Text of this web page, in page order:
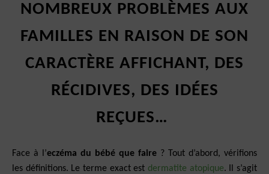
NOMBREUX PROBLÈMES AUX
FAMILLES EN RAISON DE SON
CARACTÈRE AFFICHANT, DES
RÉCIDIVES, DES IDÉES
REÇUES…
Face à l’eczéma du bébé que faire ? Tout d’abord, vérifions
les définitions. Le terme exact est dermatite atopique. Il s’agit